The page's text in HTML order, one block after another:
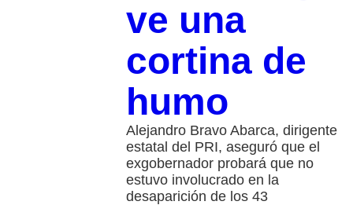
ve una
cortina de
humo
Alejandro Bravo Abarca, dirigente
estatal del PRI, aseguró que el
exgobernador probará que no
estuvo involucrado en la
desaparición de los 43